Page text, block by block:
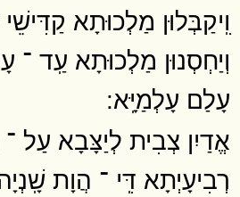
וִֽיקַבְּלוּן מַלְכוּתָא קַדִּישֵׁי
וְיַחְסְנוּן מַלְכוּתָא עַֽד ־
עָלַם עָלְמַיָּֽא ׃
אֱדַיִן צְבִית לְיַצָּבָא עַל
רְבִיעָיְתָא דִּֽי ־ הֲוָת